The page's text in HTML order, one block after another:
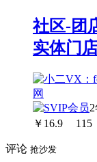
社区-团
实体门
￥ 16.9 115
评论 抢沙发